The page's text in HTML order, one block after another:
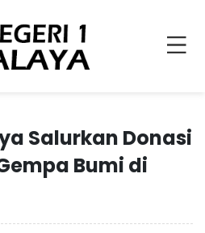
Salurkan Donasi
Bumi di